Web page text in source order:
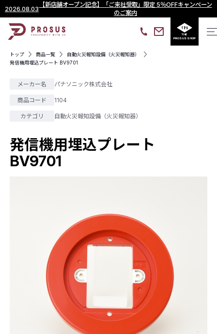
2026.08.03
【新店舗オープン記念】「ご来社受取」限定 5％OFFキャンペーン
のご案内
THE
PROSUS SHOP
トップ 商品一覧
自動火災報知設備（火災報知器）
発信機用埋込プレート BV9701
メーカー名 パナソニック株式会社
商品コード 1104
カテゴリ 自動火災報知設備（火災報知器）
発信機用埋込プレート
BV9701